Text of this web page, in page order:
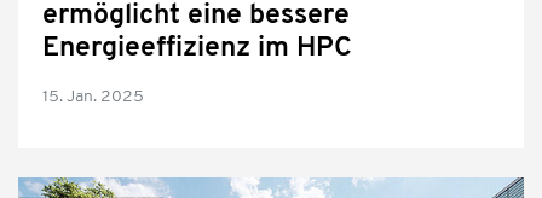
ermöglicht eine bessere
Energieeffizienz im HPC
15. Jan. 2025